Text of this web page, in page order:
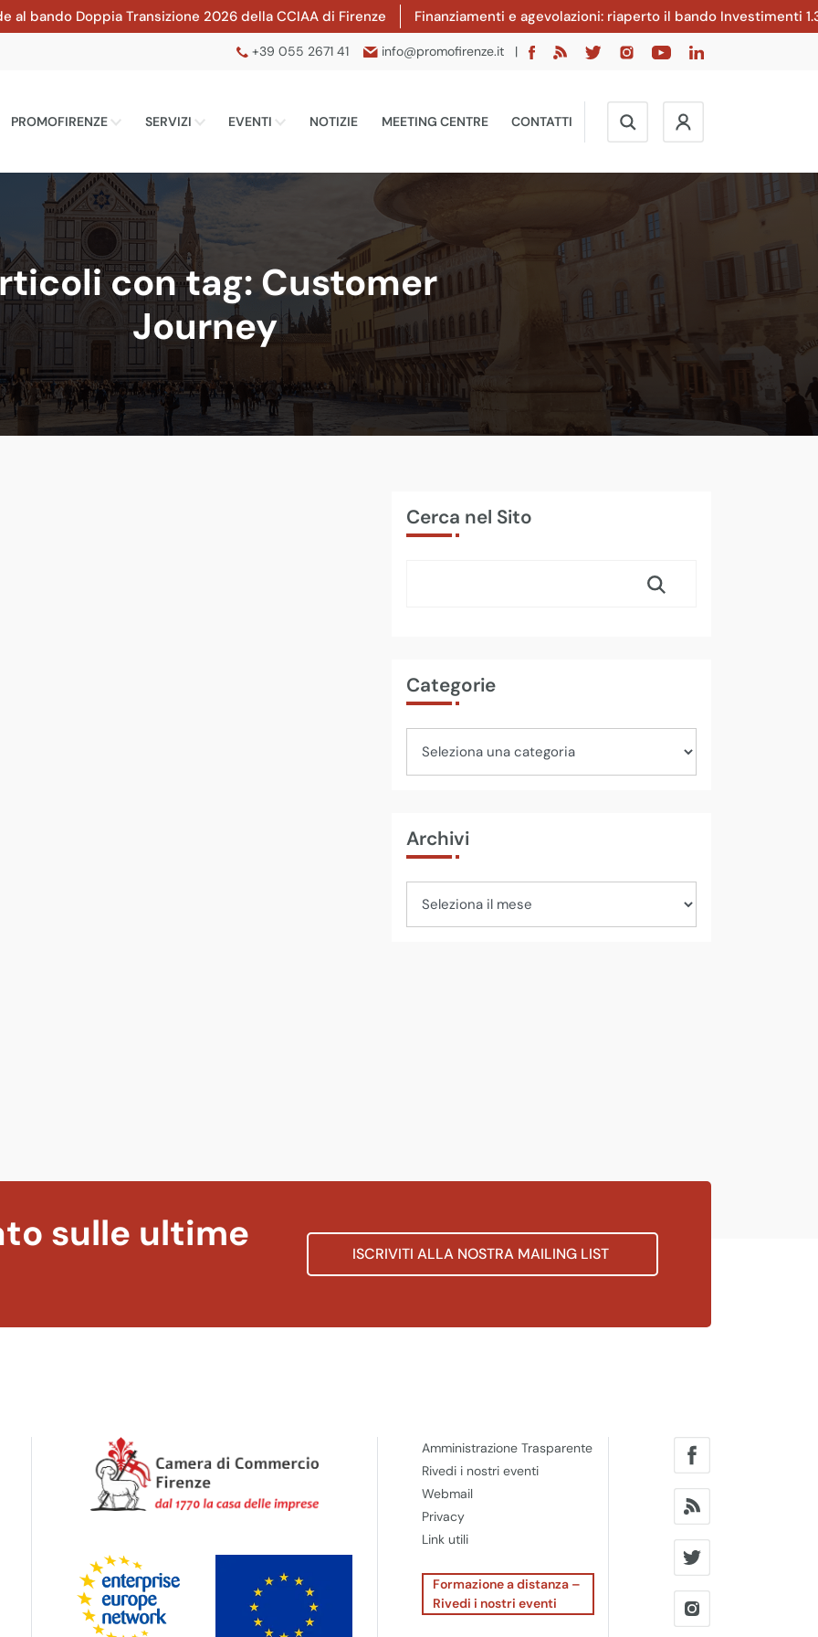
Doppia Transizione 2026 della CCIAA di Firenze Finanziamenti e agevolazioni: riaperto il bando Investimenti 1.3.2
+39 055 2671 41 info@promofirenze.it |
PROMOFIRENZE SERVIZI EVENTI NOTIZIE MEETING CENTRE CONTATTI
con tag: Customer
Journey
Cerca nel Sito
Categorie
Archivi
sulle ultime
ISCRIVITI ALLA NOSTRA MAILING LIST
Amministrazione Trasparente
Rivedi i nostri eventi
Webmail
Privacy
Link utili
Formazione a distanza –
Rivedi i nostri eventi